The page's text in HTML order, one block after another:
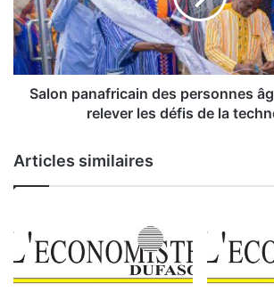
e
l
d
e
t
e
a
B
p
a
n
a
a
i
s
p
Salon panafricain des personnes
relever les défis de la
Articles similaires